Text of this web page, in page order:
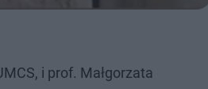
i prof. Małgorzata